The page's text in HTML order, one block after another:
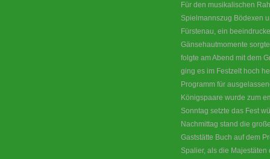
Für den musikalischen
Spielmannszug Bödexen
Fürstenau, ein
Gänsehautmomente
folgte am Abend mit dem
ging es im Festzelt hoch
Programm für
Königspaare wurde zum
Sonntag setzte das Fest
Nachmittag stand die
Gaststätte Buch auf dem
Spalier, als die